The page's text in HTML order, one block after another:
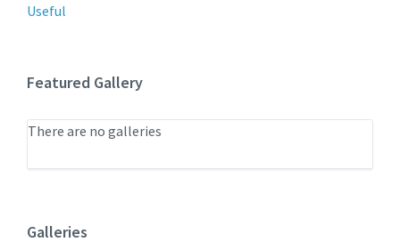
Useful
Featured Gallery
There are no galleries
Galleries